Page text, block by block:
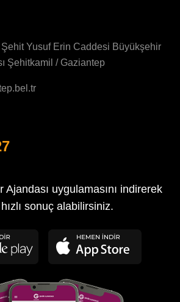
Şehit Yusuf Erin Caddesi Büyükşehir
Şehitkamil / Gaziantep
Ajandası uygulamasını indirerek
sonuç alabilirsiniz.